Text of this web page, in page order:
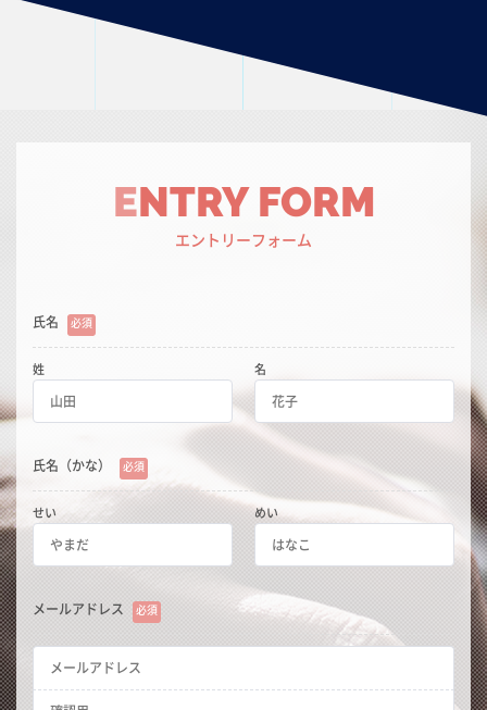
ENTRY FORM
エントリーフォーム
氏名 必須
姓 名
氏名（かな） 必須
せい めい
メールアドレス 必須